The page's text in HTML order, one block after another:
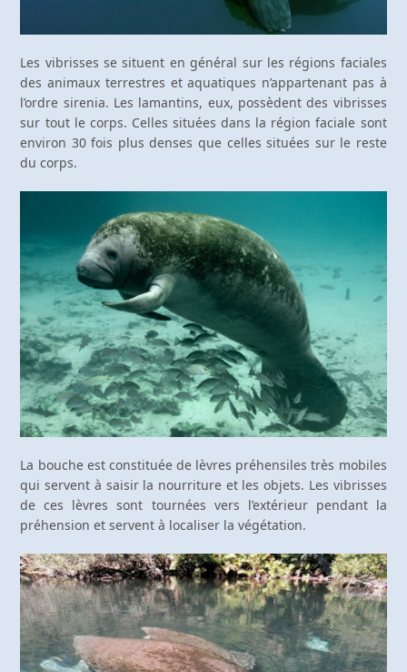
Les vibrisses se situent en général sur les régions faciales
des animaux terrestres et aquatiques n’appartenant pas à
l’ordre sirenia. Les lamantins, eux, possèdent des vibrisses
sur tout le corps. Celles situées dans la région faciale sont
environ 30 fois plus denses que celles situées sur le reste
du corps.
La bouche est constituée de lèvres préhensiles très mobiles
qui servent à saisir la nourriture et les objets. Les vibrisses
de ces lèvres sont tournées vers l’extérieur pendant la
préhension et servent à localiser la végétation.